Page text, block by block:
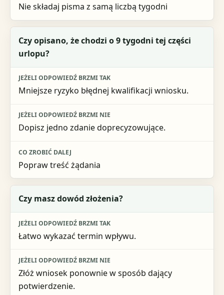
Nie składaj pisma z samą liczbą tygodni
Czy opisano, że chodzi o 9 tygodni tej części
urlopu?
Mniejsze ryzyko błędnej kwalifikacji wniosku.
Dopisz jedno zdanie doprecyzowujące.
Popraw treść żądania
Czy masz dowód złożenia?
Łatwo wykazać termin wpływu.
Złóż wniosek ponownie w sposób dający
potwierdzenie.